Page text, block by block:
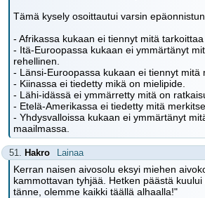
Tämä kysely osoittautui varsin
- Afrikassa kukaan ei tiennyt mitä tarkoittaa
- Itä-Euroopassa kukaan ei ymmärtänyt
rehellinen.
- Länsi-Euroopassa kukaan ei tiennyt mitä
- Kiinassa ei tiedetty mikä on mielipide.
- Lähi-idässä ei ymmärretty mitä on
- Etelä-Amerikassa ei tiedetty mitä
- Yhdysvalloissa kukaan ei ymmärtänyt
maailmassa.
51. Hakro Lainaa
Kerran naisen aivosolu eksyi miehen
kammottavan tyhjää. Hetken päästä
tänne, olemme kaikki täällä alhaalla!"